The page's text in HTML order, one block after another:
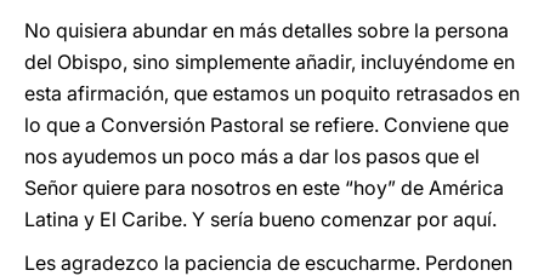
No quisiera abundar en más detalles sobre la persona
del Obispo, sino simplemente añadir, incluyéndome en
esta afirmación, que estamos un poquito retrasados en
lo que a Conversión Pastoral se refiere. Conviene que
nos ayudemos un poco más a dar los pasos que el
Señor quiere para nosotros en este “hoy” de América
Latina y El Caribe. Y sería bueno comenzar por aquí.
Les agradezco la paciencia de escucharme. Perdonen